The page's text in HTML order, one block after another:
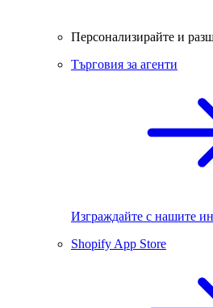
Персонализирайте и
Търговия за агенти
Изграждайте с нашите
Shopify App Store